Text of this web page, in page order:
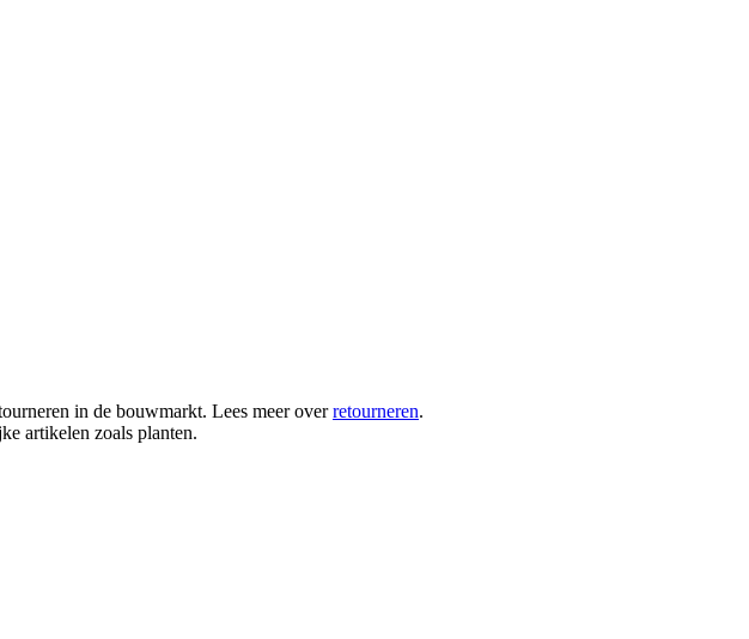
in de bouwmarkt. Lees meer overretourneren.
artikelen zoals planten.